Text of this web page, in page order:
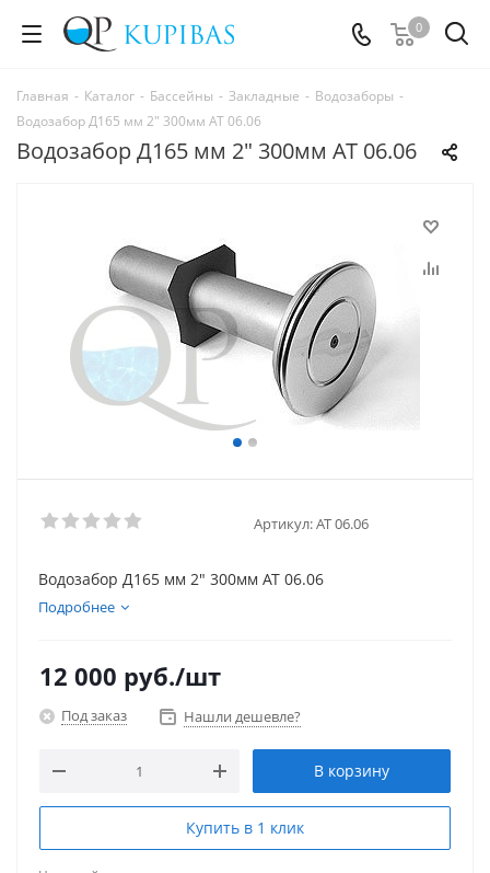
0
Главная - Каталог - Бассейны - Закладные - Водозаборы -
Водозабор Д165 мм 2" 300мм АТ 06.06
Водозабор Д165 мм 2" 300мм АТ 06.06
Артикул:АТ 06.06
Водозабор Д165 мм 2" 300мм АТ 06.06
Подробнее
12 000 руб./шт
Под заказ Нашли дешевле?
В корзину
Купить в 1 клик